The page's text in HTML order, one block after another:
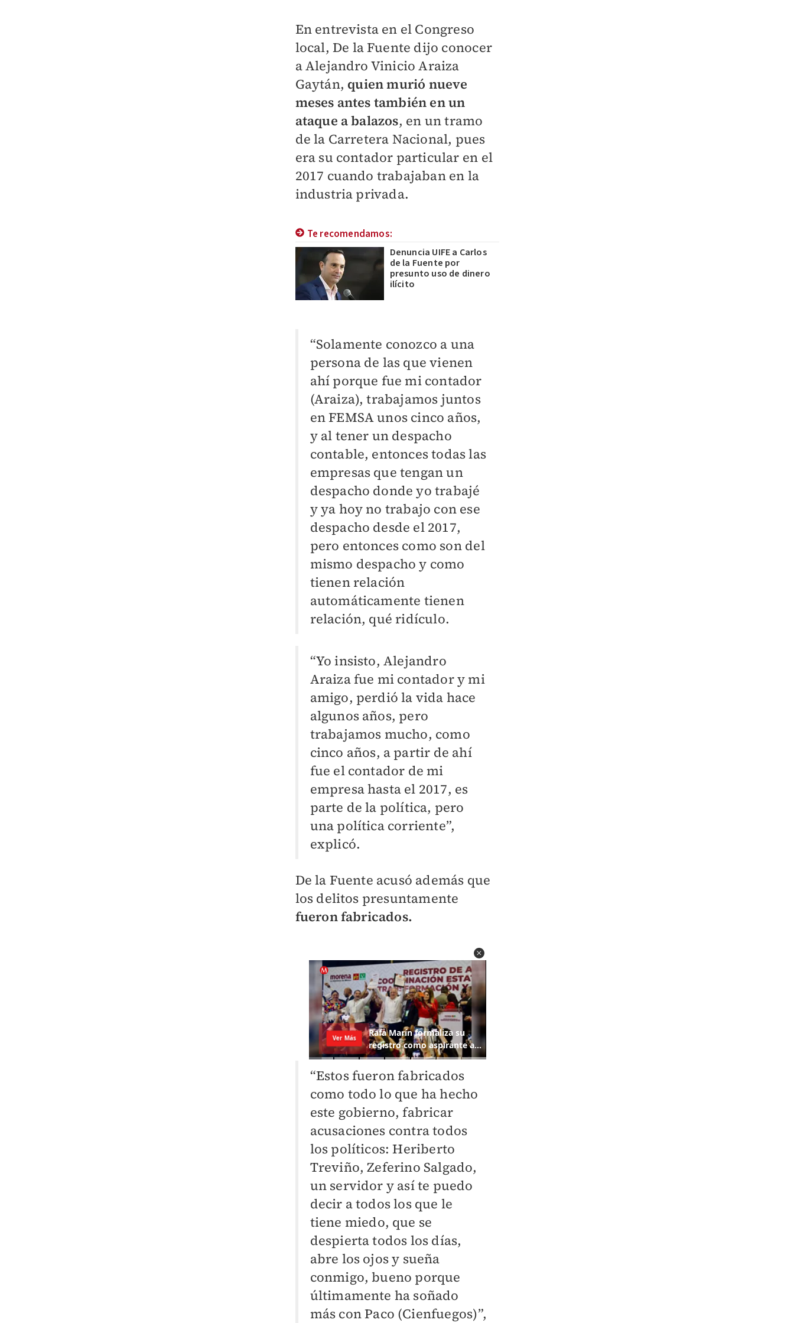
En entrevista en el Congreso
local, De la Fuente dijo conocer
a Alejandro Vinicio Araiza
Gaytán, quien murió nueve
meses antes también en un
ataque a balazos, en un tramo
de la Carretera Nacional, pues
era su contador particular en el
2017 cuando trabajaban en la
industria privada.
Te recomendamos:
Denuncia UIFE a Carlos
de la Fuente por
presunto uso de dinero
ilícito
“Solamente conozco a una
persona de las que vienen
ahí porque fue mi contador
(Araiza), trabajamos juntos
en FEMSA unos cinco años,
y al tener un despacho
contable, entonces todas las
empresas que tengan un
despacho donde yo trabajé
y ya hoy no trabajo con ese
despacho desde el 2017,
pero entonces como son del
mismo despacho y como
tienen relación
automáticamente tienen
relación, qué ridículo.
“Yo insisto, Alejandro
Araiza fue mi contador y mi
amigo, perdió la vida hace
algunos años, pero
trabajamos mucho, como
cinco años, a partir de ahí
fue el contador de mi
empresa hasta el 2017, es
parte de la política, pero
una política corriente”,
explicó.
De la Fuente acusó además que
los delitos presuntamente
fueron fabricados.
“Estos fueron fabricados
como todo lo que ha hecho
este gobierno, fabricar
acusaciones contra todos
los políticos: Heriberto
Treviño, Zeferino Salgado,
un servidor y así te puedo
decir a todos los que le
tiene miedo, que se
despierta todos los días,
abre los ojos y sueña
conmigo, bueno porque
últimamente ha soñado
más con Paco (Cienfuegos)”,